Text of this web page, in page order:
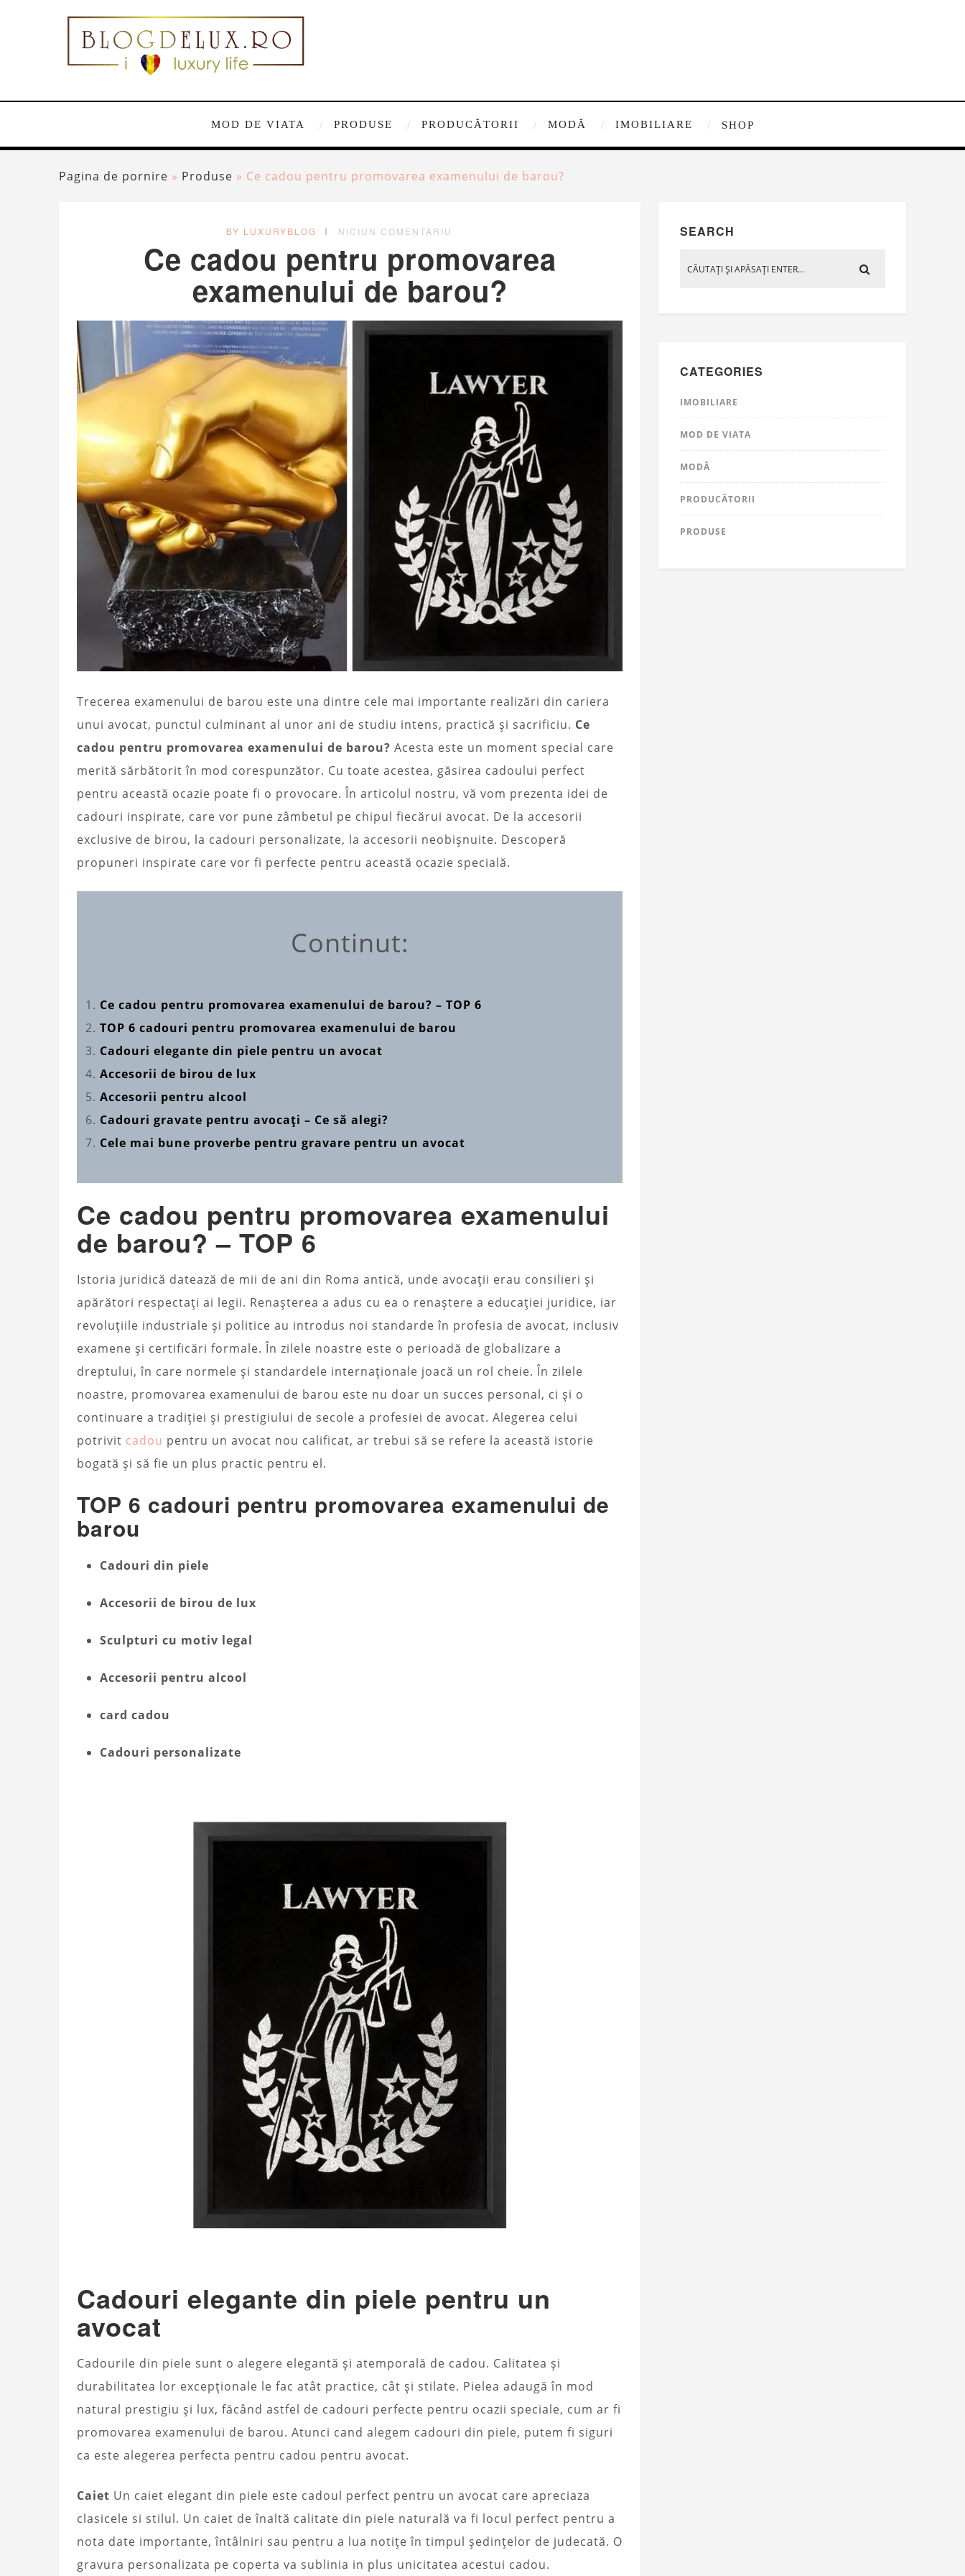
MOD DE VIATA PRODUSE PRODUCĂTORII MODĂ IMOBILIARE SHOP
Pagina de pornire » Produse » Ce cadou pentru promovarea examenului de barou?
BY LUXURYBLOG NICIUN COMENTARIU
Ce cadou pentru promovarea
examenului de barou?
Trecerea examenului de barou este una dintre cele mai importante realizări din cariera
unui avocat, punctul culminant al unor ani de studiu intens, practică și sacrificiu. Ce
cadou pentru promovarea examenului de barou? Acesta este un moment special care
merită sărbătorit în mod corespunzător. Cu toate acestea, găsirea cadoului perfect
pentru această ocazie poate fi o provocare. În articolul nostru, vă vom prezenta idei de
cadouri inspirate, care vor pune zâmbetul pe chipul fiecărui avocat. De la accesorii
exclusive de birou, la cadouri personalizate, la accesorii neobișnuite. Descoperă
propuneri inspirate care vor fi perfecte pentru această ocazie specială.
Continut:
Ce cadou pentru promovarea examenului de barou? – TOP 6
TOP 6 cadouri pentru promovarea examenului de barou
Cadouri elegante din piele pentru un avocat
Accesorii de birou de lux
Accesorii pentru alcool
Cadouri gravate pentru avocați – Ce să alegi?
Cele mai bune proverbe pentru gravare pentru un avocat
Ce cadou pentru promovarea examenului
de barou? – TOP 6
Istoria juridică datează de mii de ani din Roma antică, unde avocații erau consilieri și
apărători respectați ai legii. Renașterea a adus cu ea o renaștere a educației juridice, iar
revoluțiile industriale și politice au introdus noi standarde în profesia de avocat, inclusiv
examene și certificări formale. În zilele noastre este o perioadă de globalizare a
dreptului, în care normele și standardele internaționale joacă un rol cheie. În zilele
noastre, promovarea examenului de barou este nu doar un succes personal, ci și o
continuare a tradiției și prestigiului de secole a profesiei de avocat. Alegerea celui
potrivit cadou pentru un avocat nou calificat, ar trebui să se refere la această istorie
bogată și să fie un plus practic pentru el.
TOP 6 cadouri pentru promovarea examenului de
barou
Cadouri din piele
Accesorii de birou de lux
Sculpturi cu motiv legal
Accesorii pentru alcool
card cadou
Cadouri personalizate
Cadouri elegante din piele pentru un
avocat
Cadourile din piele sunt o alegere elegantă și atemporală de cadou. Calitatea și
durabilitatea lor excepționale le fac atât practice, cât și stilate. Pielea adaugă în mod
natural prestigiu și lux, făcând astfel de cadouri perfecte pentru ocazii speciale, cum ar fi
promovarea examenului de barou. Atunci cand alegem cadouri din piele, putem fi siguri
ca este alegerea perfecta pentru cadou pentru avocat.
Caiet Un caiet elegant din piele este cadoul perfect pentru un avocat care apreciaza
clasicele si stilul. Un caiet de înaltă calitate din piele naturală va fi locul perfect pentru a
nota date importante, întâlniri sau pentru a lua notițe în timpul ședințelor de judecată. O
gravura personalizata pe coperta va sublinia in plus unicitatea acestui cadou.
SEARCH
CATEGORIES
IMOBILIARE
MOD DE VIATA
MODĂ
PRODUCĂTORII
PRODUSE